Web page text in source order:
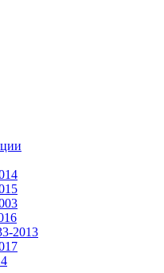
2013